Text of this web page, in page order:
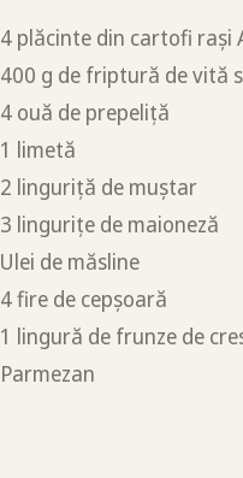
4 plăcinte din cartofi rași
400 g de friptură de vită
4 ouă de prepeliță
1 limetă
2 linguriță de muștar
3 lingurițe de maioneză
Ulei de măsline
4 fire de cepșoară
1 lingură de frunze de
Parmezan